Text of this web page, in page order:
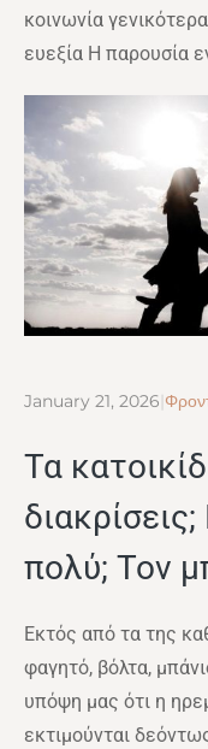
κοινωνία
ευεξία Η παρουσία
January 21, 2026
Τα
πολύ; Τον
Εκτός από τα της
φαγητό, βόλτα,
υπόψη μας ότι η
εκτιμούνται